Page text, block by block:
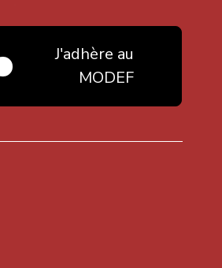
J'adhère au
MODEF